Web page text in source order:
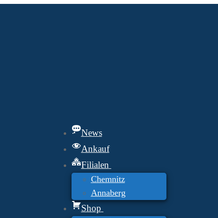
News
Ankauf
Filialen
Chemnitz
Annaberg
Shop